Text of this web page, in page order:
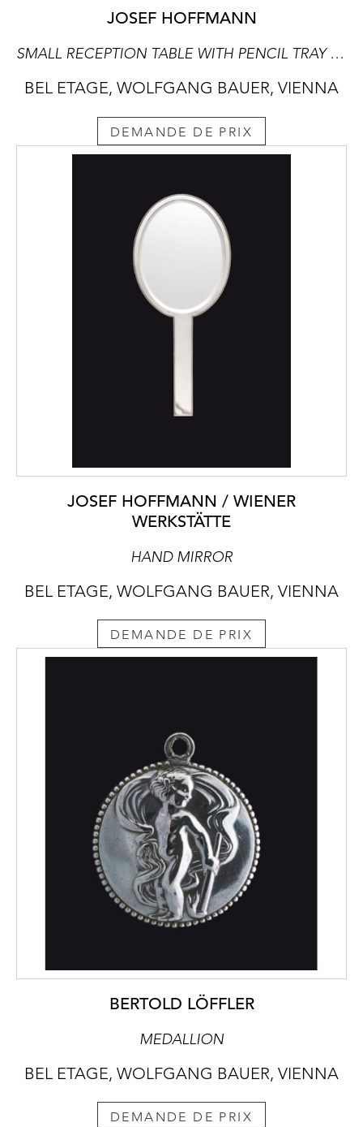
JOSEF HOFFMANN
SMALL RECEPTION TABLE WITH PENCIL TRAY AND UMBRELLA STAND
BEL ETAGE, WOLFGANG BAUER, VIENNA
DEMANDE DE PRIX
JOSEF HOFFMANN / WIENER
WERKSTÄTTE
HAND MIRROR
BEL ETAGE, WOLFGANG BAUER, VIENNA
DEMANDE DE PRIX
BERTOLD LÖFFLER
MEDALLION
BEL ETAGE, WOLFGANG BAUER, VIENNA
DEMANDE DE PRIX